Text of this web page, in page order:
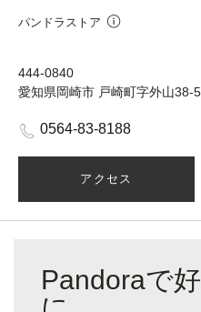
パンドラストア
444-0840
愛知県岡崎市 戸崎町字外山38-5
0564-83-8188
アクセス
Pandoraで